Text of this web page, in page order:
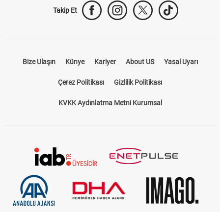
Takip Et
Bize Ulaşın Künye Kariyer About US Yasal Uyarı
Çerez Politikası Gizlilik Politikası
KVKK Aydınlatma Metni Kurumsal